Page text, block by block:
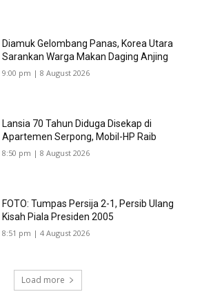
Diamuk Gelombang Panas, Korea Utara
Sarankan Warga Makan Daging Anjing
9:00 pm | 8 August 2026
Lansia 70 Tahun Diduga Disekap di
Apartemen Serpong, Mobil-HP Raib
8:50 pm | 8 August 2026
FOTO: Tumpas Persija 2-1, Persib Ulang
Kisah Piala Presiden 2005
8:51 pm | 4 August 2026
Load more